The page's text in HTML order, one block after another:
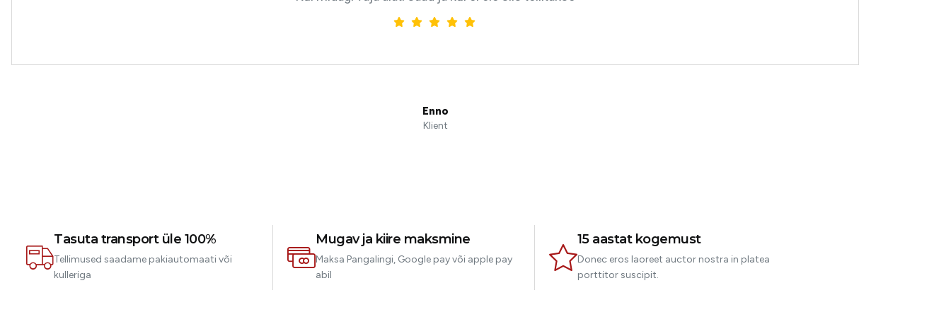
Enno
Klient
Tasuta transport üle 100%
Tellimused saadame pakiautomaati või
kulleriga
Mugav ja kiire maksmine
Maksa Pangalingi, Google pay või apple pay
abil
15 aastat kogemust
Donec eros laoreet auctor nostra in platea
porttitor suscipit.